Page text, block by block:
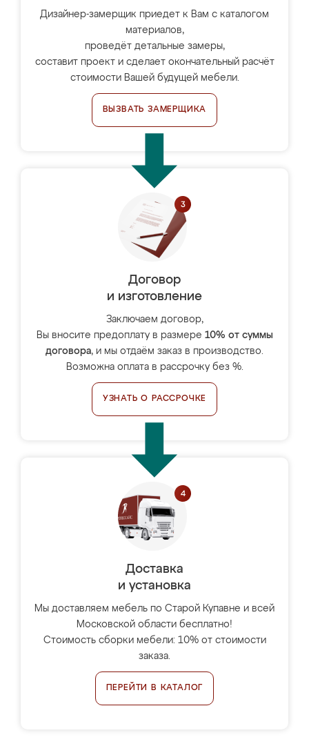
Дизайнер-замерщик приедет к Вам с каталогом
материалов,
проведёт детальные замеры,
составит проект и сделает окончательный расчёт
стоимости Вашей будущей мебели.
ВЫЗВАТЬ ЗАМЕРЩИКА
Договор
и изготовление
Заключаем договор,
Вы вносите предоплату в размере 10% от суммы
договора, и мы отдаём заказ в производство.
Возможна оплата в рассрочку без %.
УЗНАТЬ О РАССРОЧКЕ
Доставка
и установка
Мы доставляем мебель по Старой Купавне и всей
Московской области бесплатно!
Стоимость сборки мебели: 10% от стоимости
заказа.
ПЕРЕЙТИ В КАТАЛОГ